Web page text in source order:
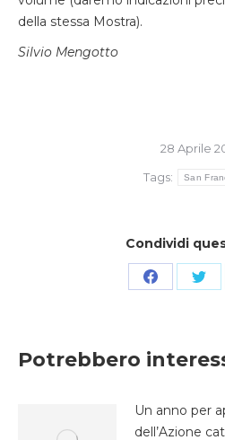
della stessa Mostra).
Silvio Mengotto
28 Aprile
Tags:
San
Condividi
Condividi
Potrebbero
Un anno per
dell’Azione